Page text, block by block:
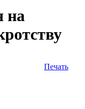
на
Печать